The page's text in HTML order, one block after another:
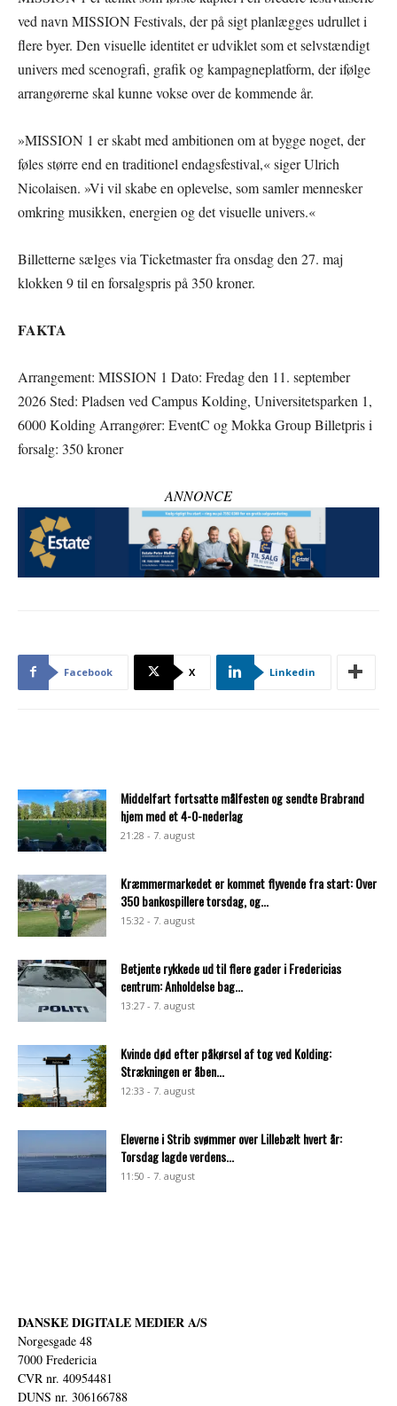
ved navn MISSION Festivals, der på sigt planlægges udrullet i
flere byer. Den visuelle identitet er udviklet som et selvstændigt
univers med scenografi, grafik og kampagneplatform, der ifølge
arrangørerne skal kunne vokse over de kommende år.
»MISSION 1 er skabt med ambitionen om at bygge noget, der
føles større end en traditionel endagsfestival,« siger Ulrich
Nicolaisen. »Vi vil skabe en oplevelse, som samler mennesker
omkring musikken, energien og det visuelle univers.«
Billetterne sælges via Ticketmaster fra onsdag den 27. maj
klokken 9 til en forsalgspris på 350 kroner.
FAKTA
Arrangement: MISSION 1 Dato: Fredag den 11. september
2026 Sted: Pladsen ved Campus Kolding, Universitetsparken 1,
6000 Kolding Arrangører: EventC og Mokka Group Billetpris i
forsalg: 350 kroner
ANNONCE
Facebook X Linkedin
Middelfart fortsatte målfesten og sendte Brabrand
hjem med et 4-0-nederlag
21:28 - 7. august
Kræmmermarkedet er kommet flyvende fra start: Over
350 bankospillere torsdag, og...
15:32 - 7. august
Betjente rykkede ud til flere gader i Fredericias
centrum: Anholdelse bag...
13:27 - 7. august
Kvinde død efter påkørsel af tog ved Kolding:
Strækningen er åben...
12:33 - 7. august
Eleverne i Strib svømmer over Lillebælt hvert år:
Torsdag lagde verdens...
11:50 - 7. august
DANSKE DIGITALE MEDIER A/S
Norgesgade 48
7000 Fredericia
CVR nr. 40954481
DUNS nr. 306166788